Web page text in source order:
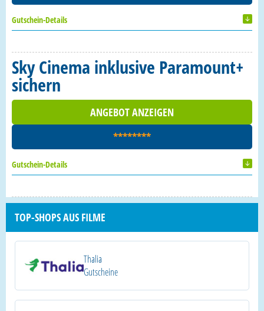
Gutschein-Details
Sky Cinema inklusive Paramount+
sichern
ANGEBOT ANZEIGEN
********
Gutschein-Details
TOP-SHOPS AUS FILME
Thalia
Gutscheine